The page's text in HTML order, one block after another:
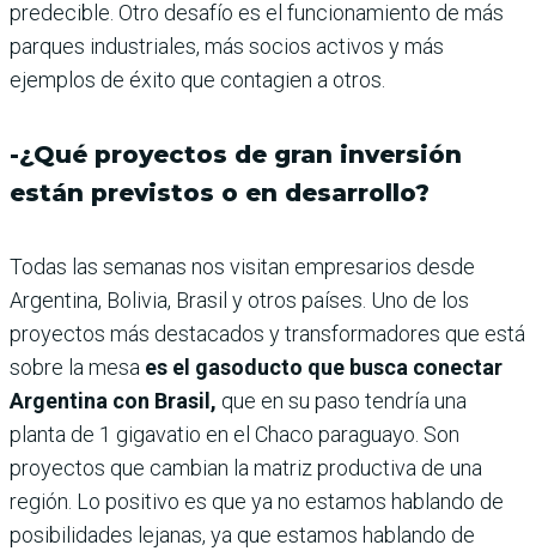
predecible. Otro desafío es el funcionamiento de más
parques industriales, más socios activos y más
ejemplos de éxito que contagien a otros.
-¿Qué proyectos de gran inversión
están previstos o en desarrollo?
Todas las semanas nos visitan empresarios desde
Argentina, Bolivia, Brasil y otros países. Uno de los
proyectos más destacados y transformadores que está
sobre la mesa es el gasoducto que busca conectar
Argentina con Brasil, que en su paso tendría una
planta de 1 gigavatio en el Chaco paraguayo. Son
proyectos que cambian la matriz productiva de una
región. Lo positivo es que ya no estamos hablando de
posibilidades lejanas, ya que estamos hablando de